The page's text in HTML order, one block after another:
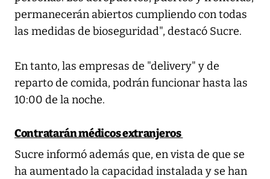
permanecerán abiertos cumpliendo con todas
las medidas de bioseguridad", destacó Sucre.
En tanto, las empresas de "delivery" y de
reparto de comida, podrán funcionar hasta las
10:00 de la noche.
Contratarán médicos extranjeros
Sucre informó además que, en vista de que se
ha aumentado la capacidad instalada y se han